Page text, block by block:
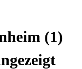
(1)